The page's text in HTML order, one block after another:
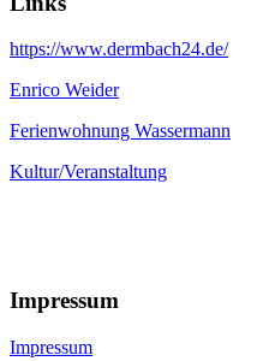
https://www.dermbach24.de/
Enrico Weider
Ferienwohnung Wassermann
Kultur/Veranstaltung
Impressum
Impressum